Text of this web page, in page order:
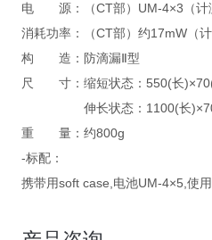
电 源：（CT部）UM-4×3（
消耗功率：（CT部）约17mW（
构 造：防滴漏Ⅱ型
尺 寸：缩短状态：550(长
伸长状态：1100(长
重 量：约800g
-标配：
携带用soft case,电池UM-4×5,使